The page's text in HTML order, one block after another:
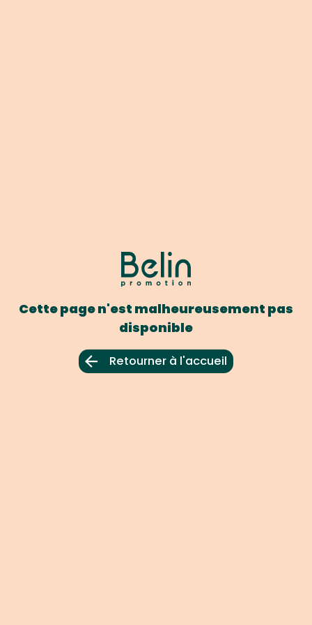
Cette page n'est malheureusement pas
disponible
Retourner à l'accueil